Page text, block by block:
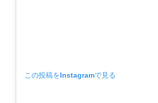
この投稿をInstagramで見る